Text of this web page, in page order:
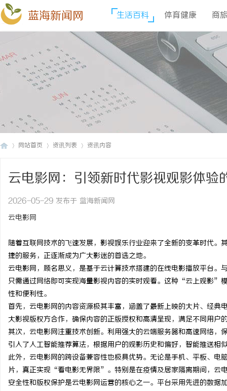
蓝海新闻网 生活百科 体育健康 商
网站首页 资讯列表 资讯内容
云电影网：引领新时代影视观影体验
2026-05-29 发布于 蓝海新闻网
云电影网
随着互联网技术的飞速发展，影视娱乐行业迎来了全新的变革时代
捷的服务，正逐渐成为广大影迷的首选之地。
云电影网，顾名思义，是基于云计算技术搭建的在线电影播放平台
只需通过网络即可实现海量影视内容的实时观看。这种“云上观影”
性和便利性。
首先，云电影网的内容资源极其丰富，涵盖了最新上映的大片、经
大影视版权方合作，确保内容的正版授权和高清呈现，满足不同用户
其次，云电影网注重技术创新。利用强大的云端服务器和高速网络
引入了人工智能推荐算法，根据用户的观影历史和偏好，智能推送相
此外，云电影网的跨设备兼容性也极具优势。无论是手机、平板、
片，真正实现“看电影无界限”。特别是在疫情及居家隔离期间，云
安全性和版权保护是云电影网运营的核心之一。平台采用先进的数